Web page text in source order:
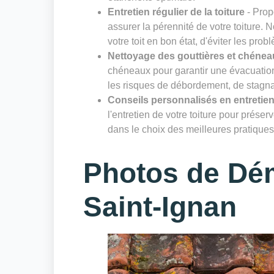
Entretien régulier de la toiture -
assurer la pérennité de votre toiture.
votre toit en bon état, d'éviter les
Nettoyage des gouttières et
chéneaux pour garantir une
les risques de débordement, de
Conseils personnalisés en
l'entretien de votre toiture pour
dans le choix des meilleures
Photos de
Saint-Ignan